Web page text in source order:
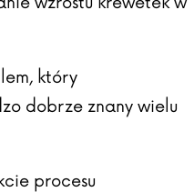
który
dobrze znany wielu
procesu